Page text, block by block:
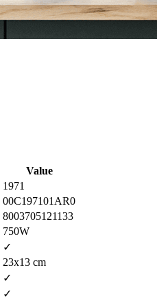
Value
1971
00C197101AR0
8003705121133
750W
✓
23x13 cm
✓
✓